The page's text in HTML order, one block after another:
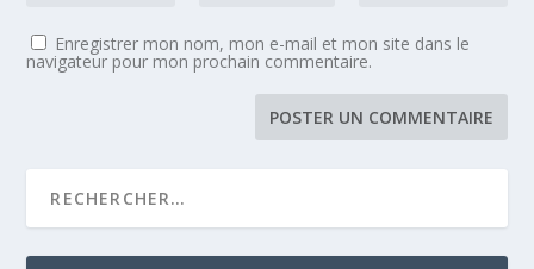
Enregistrer mon nom, mon e-mail et mon site dans le
navigateur pour mon prochain commentaire.